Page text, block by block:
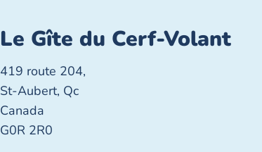
Le Gîte du Cerf-Volant
419 route 204,
St-Aubert, Qc
Canada
G0R 2R0